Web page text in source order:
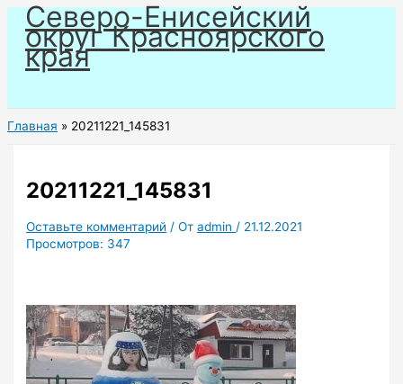
Перейти
содержимому
Северо-Енисейский
округ Красноярского
края
Главная 20211221_145831
20211221_145831
Оставьте комментарий / Отadmin / 21.12.2021
Просмотров: 347